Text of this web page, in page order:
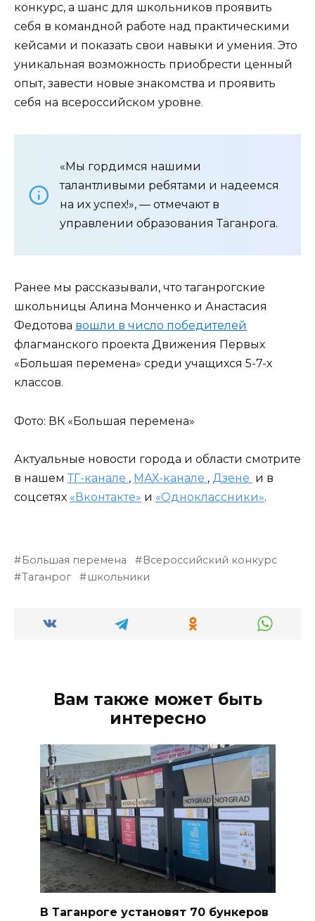
конкурс, а шанс для школьников проявить
себя в командной работе над практическими
кейсами и показать свои навыки и умения. Это
уникальная возможность приобрести ценный
опыт, завести новые знакомства и проявить
себя на всероссийском уровне.
«Мы гордимся нашими
талантливыми ребятами и надеемся
на их успех!», — отмечают в
управлении образования Таганрога.
Ранее мы рассказывали, что таганрогские
школьницы Алина Монченко и Анастасия
Федотова вошли в число победителей
флагманского проекта Движения Первых
«Большая перемена» среди учащихся 5-7-х
классов.
Фото: ВК «Большая перемена»
Актуальные новости города и области смотрите
в нашем ТГ-канале , МАХ-канале , Дзене и в
соцсетях «Вконтакте» и «Одноклассники».
Большая перемена
Всероссийский конкурс
Таганрог
школьники
Вам также может быть
интересно
В Таганроге установят 70 бункеров